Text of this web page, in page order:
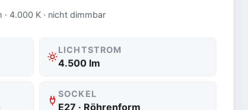
4.000 K · nicht dimmbar
LICHTSTROM
4.500 lm
SOCKEL
E27 · Röhrenform